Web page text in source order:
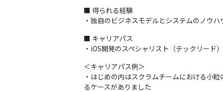
■ 得られる経験
・独自のビジネスモデルとシステムのノウハ
■ キャリアパス
・iOS開発のスペシャリスト（テックリード
＜キャリアパス例＞
・はじめの内はスクラムチームにおける小
るケースがありました